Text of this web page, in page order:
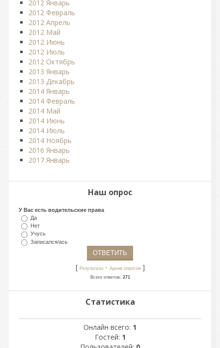
2012 Январь
2012 Февраль
2012 Апрель
2012 Май
2012 Июнь
2012 Июль
2012 Октябрь
2013 Январь
2013 Декабрь
2014 Январь
2014 Февраль
2014 Май
2014 Июнь
2014 Июль
2014 Ноябрь
2016 Январь
2017 Январь
Наш опрос
У Вас есть водительские права
Да
Нет
Учусь
Записался/ась
[ Результаты· Архив опросов]
Всего ответов: 271
Статистика
Онлайн всего: 1
Гостей: 1